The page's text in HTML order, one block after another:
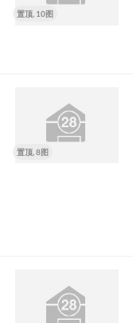
置顶, 10图
置顶, 8图